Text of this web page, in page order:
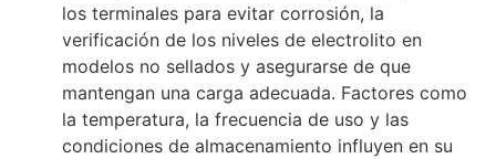
los terminales para evitar corrosión, la
verificación de los niveles de electrolito en
modelos no sellados y asegurarse de que
mantengan una carga adecuada. Factores como
la temperatura, la frecuencia de uso y las
condiciones de almacenamiento influyen en su